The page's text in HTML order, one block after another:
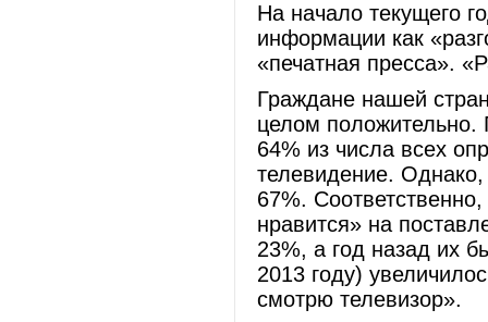
На начало текущего
информации как
«печатная пресса».
Граждане нашей
целом положительно.
64% из числа всех
телевидение.
67%.
нравится» на
23%, а год назад их
2013 году)
смотрю телевизор».